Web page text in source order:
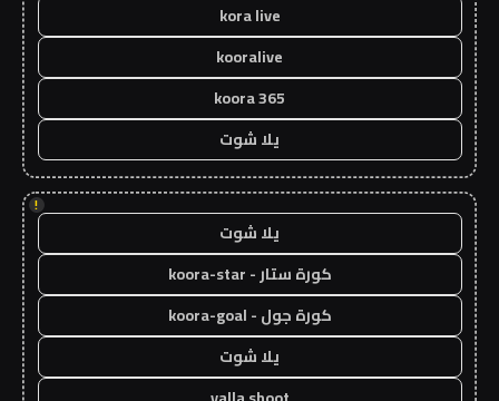
kora live
kooralive
koora 365
يلا شوت
!
يلا شوت
كورة ستار - koora-star
كورة جول - koora-goal
يلا شوت